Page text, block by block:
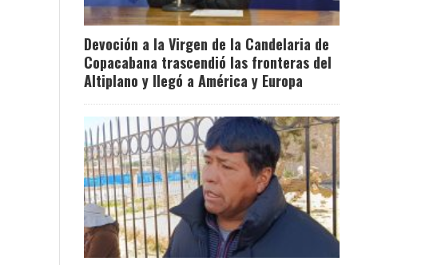
Devoción a la Virgen de la Candelaria de
Copacabana trascendió las fronteras del
Altiplano y llegó a América y Europa